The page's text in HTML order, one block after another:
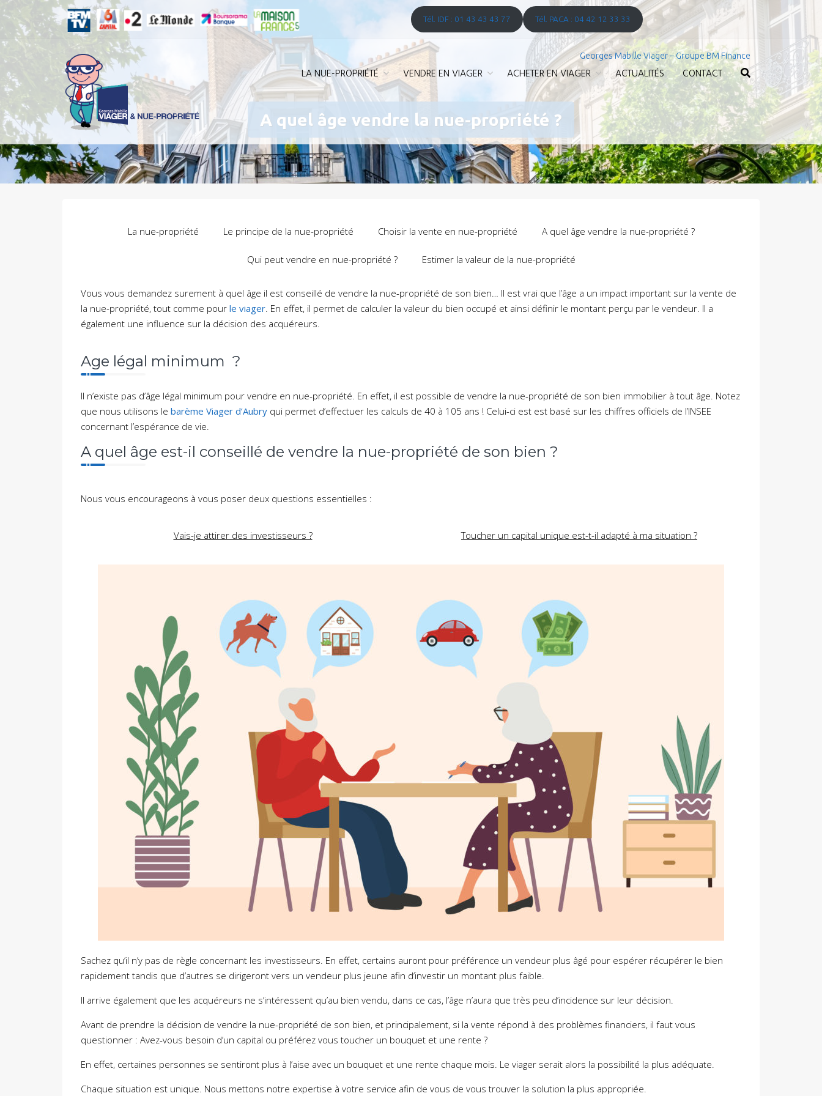
Tél. IDF : 01 43 43 43 77 Tél. PACA : 04 42 12 33 33
Georges Mabille Viager – Groupe BM Finance
LA NUE-PROPRIÉTÉ VENDRE EN VIAGER ACHETER EN VIAGER ACTUALITÉS CONTACT
A quel âge vendre la nue-propriété ?
La nue-propriété Le principe de la nue-propriété Choisir la vente en nue-propriété A quel âge vendre la nue-propriété ?
Qui peut vendre en nue-propriété ? Estimer la valeur de la nue-propriété
Vous vous demandez surement à quel âge il est conseillé de vendre la nue-propriété de son bien… Il est vrai que l’âge a un impact important sur la vente de
la nue-propriété, tout comme pour le viager. En effet, il permet de calculer la valeur du bien occupé et ainsi définir le montant perçu par le vendeur. Il a
également une influence sur la décision des acquéreurs.
Age légal minimum ?
Il n’existe pas d’âge légal minimum pour vendre en nue-propriété. En effet, il est possible de vendre la nue-propriété de son bien immobilier à tout âge. Notez
que nous utilisons le barème Viager d’Aubry qui permet d’effectuer les calculs de 40 à 105 ans ! Celui-ci est est basé sur les chiffres officiels de l’INSEE
concernant l’espérance de vie.
A quel âge est-il conseillé de vendre la nue-propriété de son bien ?
Nous vous encourageons à vous poser deux questions essentielles :
Vais-je attirer des investisseurs ? Toucher un capital unique est-t-il adapté à ma situation ?
Sachez qu’il n’y pas de règle concernant les investisseurs. En effet, certains auront pour préférence un vendeur plus âgé pour espérer récupérer le bien
rapidement tandis que d’autres se dirigeront vers un vendeur plus jeune afin d’investir un montant plus faible.
Il arrive également que les acquéreurs ne s’intéressent qu’au bien vendu, dans ce cas, l’âge n’aura que très peu d’incidence sur leur décision.
Avant de prendre la décision de vendre la nue-propriété de son bien, et principalement, si la vente répond à des problèmes financiers, il faut vous
questionner : Avez-vous besoin d’un capital ou préférez vous toucher un bouquet et une rente ?
En effet, certaines personnes se sentiront plus à l’aise avec un bouquet et une rente chaque mois. Le viager serait alors la possibilité la plus adéquate.
Chaque situation est unique. Nous mettons notre expertise à votre service afin de vous de vous trouver la solution la plus appropriée.